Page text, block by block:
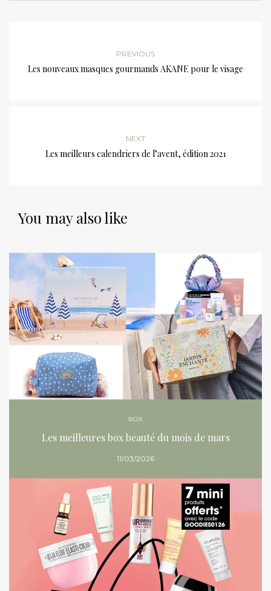
PREVIOUS
Les nouveaux masques gourmands AKANE pour le visage
NEXT
Les meilleurs calendriers de l’avent, édition 2021
You may also like
BOX
Les meilleures box beauté du mois de mars
11/03/2026